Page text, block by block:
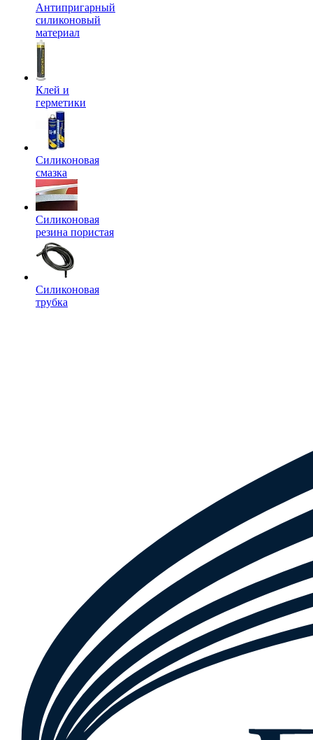
Антипригарный
силиконовый
материал
Клей и
герметики
Силиконовая
смазка
Силиконовая
резина пористая
Силиконовая
трубка